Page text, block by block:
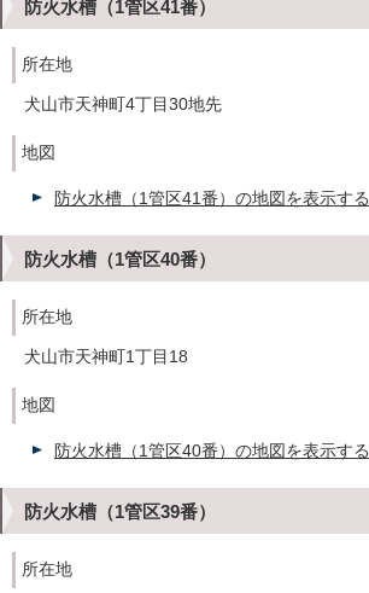
防火水槽（1管区41番）
所在地
犬山市天神町4丁目30地先
地図
防火水槽（1管区41番）の地図を表示する
防火水槽（1管区40番）
所在地
犬山市天神町1丁目18
地図
防火水槽（1管区40番）の地図を表示する
防火水槽（1管区39番）
所在地